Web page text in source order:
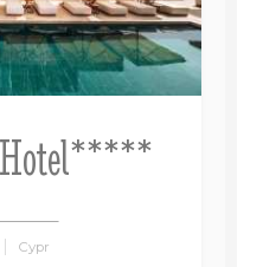
Hotel*****
Cypr